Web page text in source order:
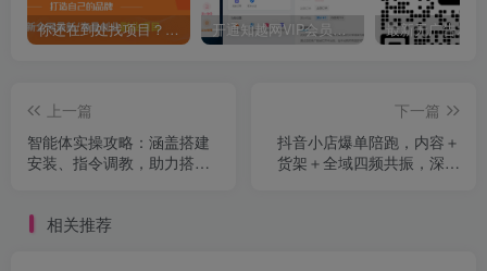
你还在到处找项目？还在当韭菜？我靠卖项目一个月收入5万+，曾经我也是个失败者。 开通知越网VIP会员，尊享全站资源免费下载，享70%的推广提成！！【限时五折优惠】
上一篇
智能体实操攻略：涵盖搭建
安装、指令调教，助力搭建
下一篇
抖音小店爆单陪跑，内容＋
货架＋全域四频共振，深度
相关推荐